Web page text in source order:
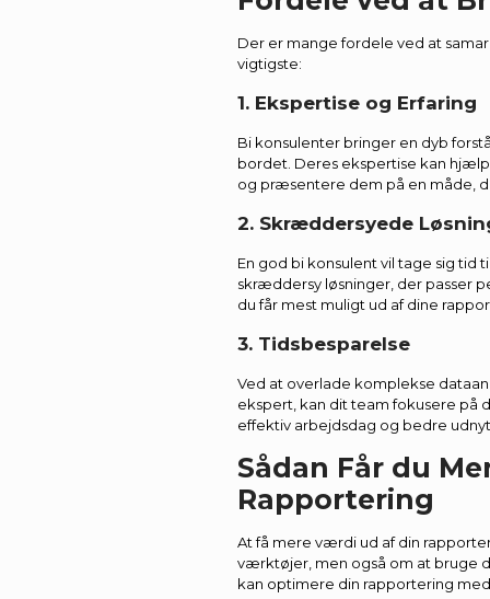
Der er mange fordele ved at
vigtigste:
1. Ekspertise og Erfaring
Bi konsulenter bringer en dyb
bordet. Deres ekspertise kan
og præsentere dem på en måde,
2. Skræddersyede
En god bi konsulent vil tage sig tid
skræddersy løsninger, der passer
du får mest muligt ud af dine
3. Tidsbesparelse
Ved at overlade komplekse
ekspert, kan dit team fokusere på
effektiv arbejdsdag og bedre
Sådan Får du
Rapportering
At få mere værdi ud af din
værktøjer, men også om at bruge
kan optimere din rapportering